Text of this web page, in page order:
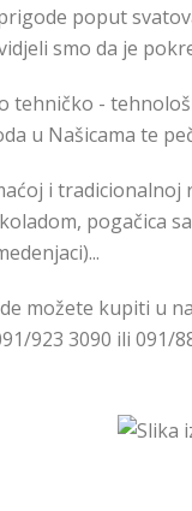
poput
smo da je
-
u Našicama te
i
pogačica
možete kupiti u
923 3090 ili 091/